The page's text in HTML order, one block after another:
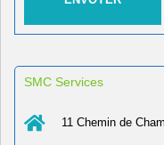
SMC Services
11 Chemin de